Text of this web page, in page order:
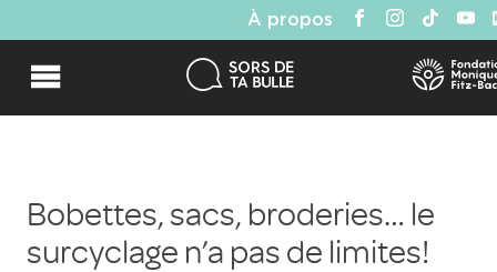
À propos
Bobettes, sacs, broderies… le
surcyclage n’a pas de limites!